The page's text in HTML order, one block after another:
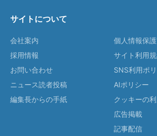
サイトについて
会社案内
採用情報
お問い合わせ
ニュース読者投稿
編集長からの手紙
個人情報保
サイト利用
SNS利用ポ
AIポリシー
クッキーの
広告掲載
記事配信